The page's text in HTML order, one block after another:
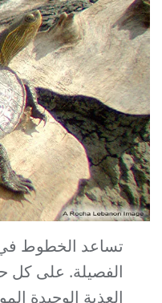
تساعد الخطوط
الفصيلة. على كل
العذبة الوحيدة